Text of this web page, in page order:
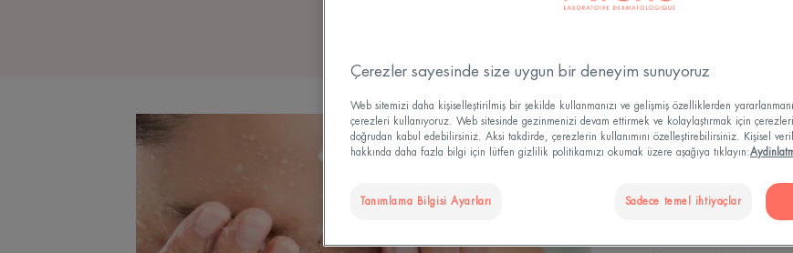
bakın
Çerezler sayesinde size uygun bir deneyim sunuyoruz
Web sitemizi daha kişiselleştirilmiş bir şekilde kullanmanızı ve gelişmiş özelliklerden
çerezleri kullanıyoruz. Web sitesinde gezinmenizi devam ettirmek ve kolaylaştırmak için
doğrudan kabul edebilirsiniz. Aksi takdirde, çerezlerin kullanımını özelleştirebilirsiniz. Kişisel
hakkında daha fazla bilgi için lütfen gizlilik politikamızı okumak üzere aşağıya tıklayın:
Tanımlama Bilgisi Ayarları Sadece temel ihtiyaçlar